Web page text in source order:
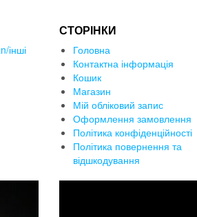
інші
СТОРІНКИ
Головна
Контактна інформація
Кошик
Магазин
Мій обліковий запис
Оформлення замовлення
Політика конфіденційності
Політика повернення та
відшкодування